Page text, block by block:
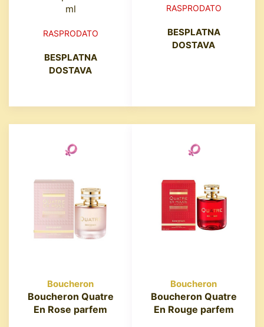
ml
RASPRODATO
BESPLATNA
DOSTAVA
RASPRODATO
BESPLATNA
DOSTAVA
Boucheron
Boucheron Quatre
En Rose parfem
Boucheron
Boucheron Quatre
En Rouge parfem